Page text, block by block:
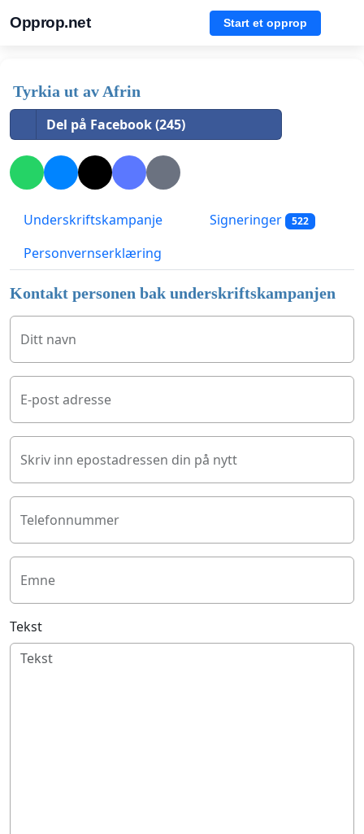
Opprop.net Start et opprop
Tyrkia ut av Afrin
Del på Facebook (245)
Underskriftskampanje Signeringer 522
Personvernserklæring
Kontakt personen bak underskriftskampanjen
Ditt navn
E-post adresse
Skriv inn epostadressen din på nytt
Telefonnummer
Emne
Tekst